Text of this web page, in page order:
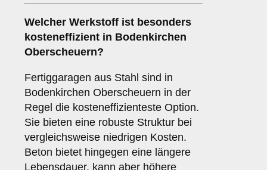
Welcher Werkstoff ist besonders
kosteneffizient in Bodenkirchen
Oberscheuern?
Fertiggaragen aus Stahl sind in
Bodenkirchen Oberscheuern in der
Regel die kosteneffizienteste Option.
Sie bieten eine robuste Struktur bei
vergleichsweise niedrigen Kosten.
Beton bietet hingegen eine längere
Lebensdauer, kann aber höhere